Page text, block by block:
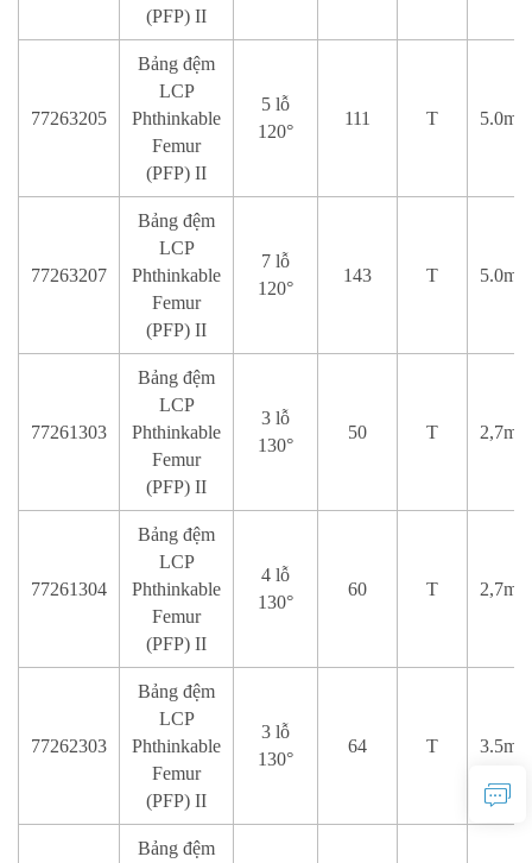
(PFP) II
77263205
Bảng đệm
LCP
Phthinkable
Femur
(PFP) II
5 lỗ
120°
111 T 5.0mm
77263207
Bảng đệm
LCP
Phthinkable
Femur
(PFP) II
7 lỗ
120°
143 T 5.0mm
77261303
Bảng đệm
LCP
Phthinkable
Femur
(PFP) II
3 lỗ
130°
50 T 2,7mm
77261304
Bảng đệm
LCP
Phthinkable
Femur
(PFP) II
4 lỗ
130°
60 T 2,7mm
77262303
Bảng đệm
LCP
Phthinkable
Femur
(PFP) II
3 lỗ
130°
64 T 3.5mm
Bảng đệm